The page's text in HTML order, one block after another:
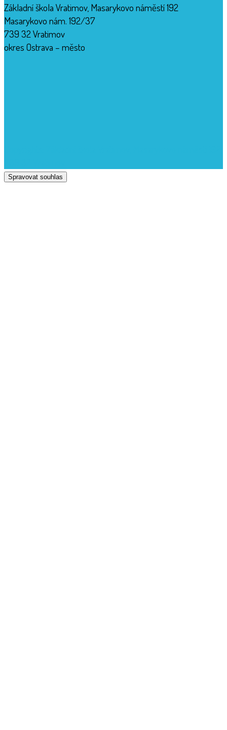
Základní škola Vratimov, Masarykovo náměstí 192
Masarykovo nám. 192/37
739 32 Vratimov
okres Ostrava – město
Spravovat souhlas